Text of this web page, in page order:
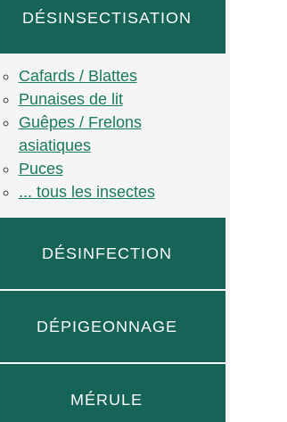
DÉSINSECTISATION
Cafards / Blattes
Punaises de lit
Guêpes / Frelons
asiatiques
Puces
... tous les insectes
DÉSINFECTION
DÉPIGEONNAGE
MÉRULE